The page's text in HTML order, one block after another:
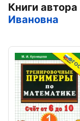
Книги автора
Ивановна